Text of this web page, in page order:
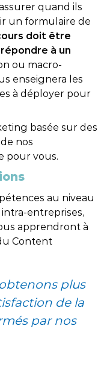
quand ils
un formulaire de
doit être
à un
ou macro-
enseignera les
à déployer pour
basée sur des
nos
pour vous.
au niveau
entreprises,
apprendront à
Content
plus
de la
par nos